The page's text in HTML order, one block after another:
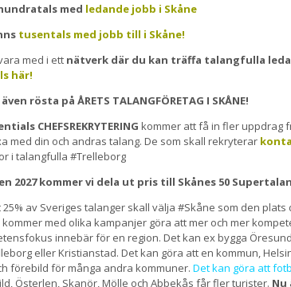
med ledande jobb i Skåne
tusentals med jobb till i Skåne!
med i ett nätverk där du kan träffa talangfulla
här!
rösta på ÅRETS TALANGFÖRETAG I SKÅNE!
CHEFSREKRYTERING kommer att få in fler uppdrag
med din och andras talang. De som skall rekryterar
i talangfulla #Trelleborg
2027 kommer vi dela ut pris till Skånes 50
av Sveriges talanger skall välja #Skåne som den plats
med olika kampanjer göra att mer och mer
innebär för en region. Det kan ex bygga
eller Kristianstad. Det kan göra att en kommun,
förebild för många andra kommuner. Det kan göra att
Österlen, Skanör, Mölle och Abbekås får fler turister.